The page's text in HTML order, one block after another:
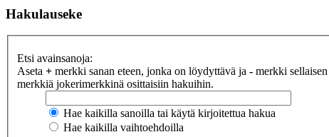
Hakulauseke
Etsi avainsanoja:
Aseta + merkki sanan eteen, jonka on löydyttävä ja - merkki
merkkiä jokerimerkkinä osittaisiin hakuihin.
Hae kaikilla sanoilla tai käytä kirjoitettua hakua
Hae kaikilla vaihtoehdoilla